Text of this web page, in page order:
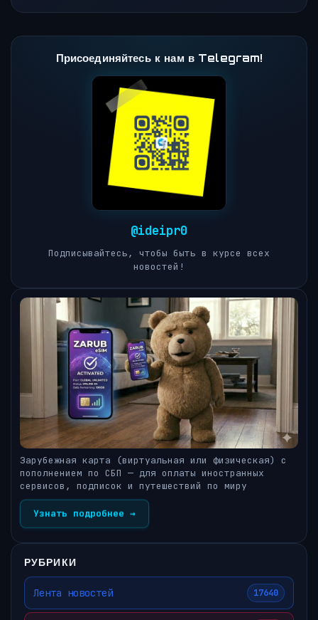
Присоединяйтесь к нам в Telegram!
@ideipr0
Подписывайтесь, чтобы быть в курсе всех
новостей!
Зарубежная карта (виртуальная или физическая) с
пополнением по СБП — для оплаты иностранных
сервисов, подписок и путешествий по миру
Узнать подробнее →
РУБРИКИ
Лента новостей 17640